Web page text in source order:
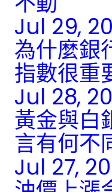
Jul 29,
為什麼銀
指數很重
Jul 28,
黃金與白
言有何不
Jul 27,